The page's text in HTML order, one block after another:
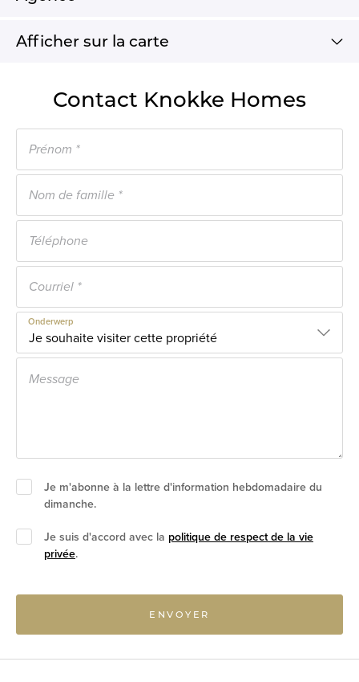
Afficher sur la carte
Contact Knokke Homes
Onderwerp
Je m'abonne à la lettre d'information hebdomadaire du
dimanche.
Je suis d'accord avec la politique de respect de la vie
privée.
ENVOYER